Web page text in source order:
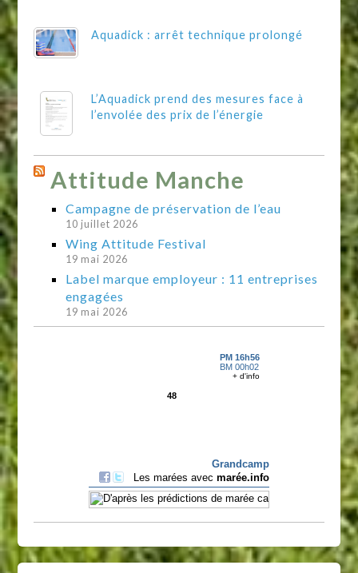
Aquadick : arrêt technique prolongé
L’Aquadick prend des mesures face à
l’envolée des prix de l’énergie
Attitude Manche
Campagne de préservation de l’eau
10 juillet 2026
Wing Attitude Festival
19 mai 2026
Label marque employeur : 11 entreprises
engagées
19 mai 2026